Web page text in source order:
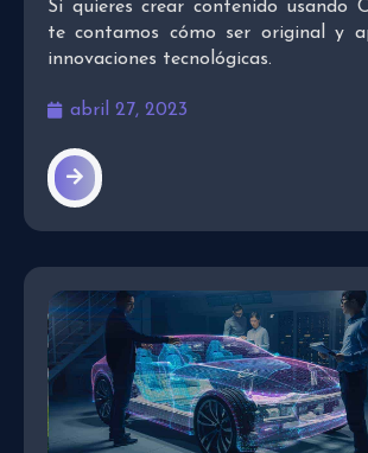
Si quieres crear contenido usando
te contamos cómo ser original y
innovaciones tecnológicas.
abril 27, 2023